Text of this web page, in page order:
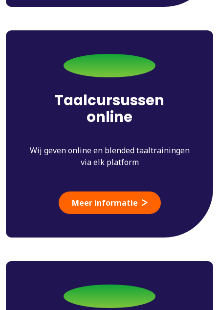
Taalcursussen
online
Wij geven online en blended taaltrainingen
via elk platform
Meer informatie